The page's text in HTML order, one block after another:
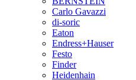
Carlo Gavazzi
di-soric
Eaton
Endress+Hauser
Festo
Finder
Heidenhain